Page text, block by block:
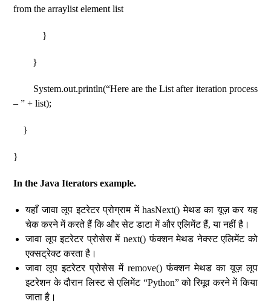
from the arraylist element list
}
}
System.out.println(“Here are the List after iteration process
– ” + list);
}
}
In the Java Iterators example.
यहाँ जावा लूप इटरेटर प्रोग्राम में hasNext() मेथड का यूज़ कर यह
चेक करने में करते हैं कि और सेट डाटा में और एलिमेंट हैं, या नहीं है।
जावा लूप इटरेटर प्रोसेस में next() फंक्शन मेथड नेक्स्ट एलिमेंट को
एक्सट्रेक्ट करता है।
जावा लूप इटरेटर प्रोसेस में remove() फंक्शन मेथड का यूज़ लूप
इटरेशन के दौरान लिस्ट से एलिमेंट “Python” को रिमूव करने में किया
जाता है।